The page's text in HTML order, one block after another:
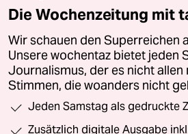
Die Wochenzeitung mit
Wir schauen den Superreichen
Unsere wochentaz bietet jeden
Journalismus, der es nicht
Stimmen, die woanders nicht
Jeden Samstag als gedruckte
Zusätzlich digitale Ausgabe